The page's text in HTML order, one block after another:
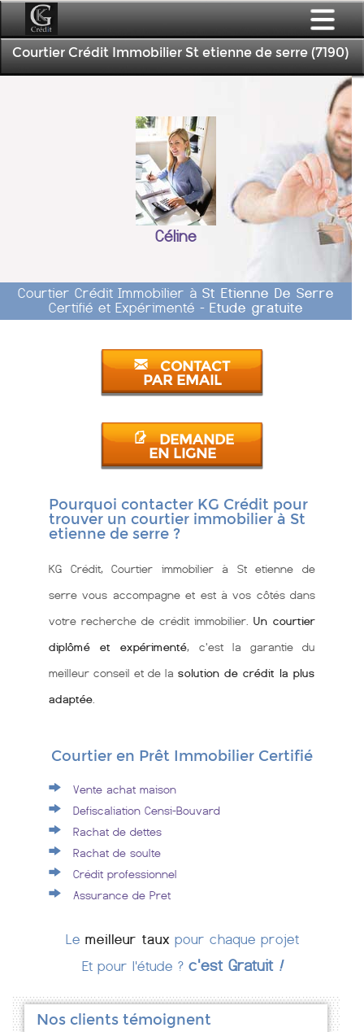
Courtier Crédit Immobilier St etienne de serre (7190)
Céline
Courtier Crédit Immobilier à St Etienne De Serre
Certifié et Expérimenté - Etude gratuite
CONTACT
PAR EMAIL
DEMANDE
EN LIGNE
Pourquoi contacter KG Crédit pour
trouver un courtier immobilier à St
etienne de serre ?
KG Crédit, Courtier immobilier à St etienne de
serre vous accompagne et est à vos côtés dans
votre recherche de crédit immobilier. Un courtier
diplômé et expérimenté, c'est la garantie du
meilleur conseil et de la solution de crédit la plus
adaptée
Courtier en Prêt Immobilier Certifié
Vente achat maison
Defiscaliation Censi-Bouvard
Rachat de dettes
Rachat de soulte
Crédit professionnel
Assurance de Pret
Le meilleur taux pour chaque projet
Et pour l'étude ? c'est Gratuit !
Nos clients témoignent